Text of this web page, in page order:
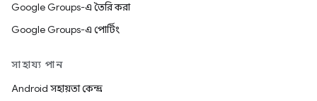
Google Groups-এ তৈরি করা
Google Groups-এ পোর্টিং
সাহায্য পান
Android সহায়তা কেন্দ্র